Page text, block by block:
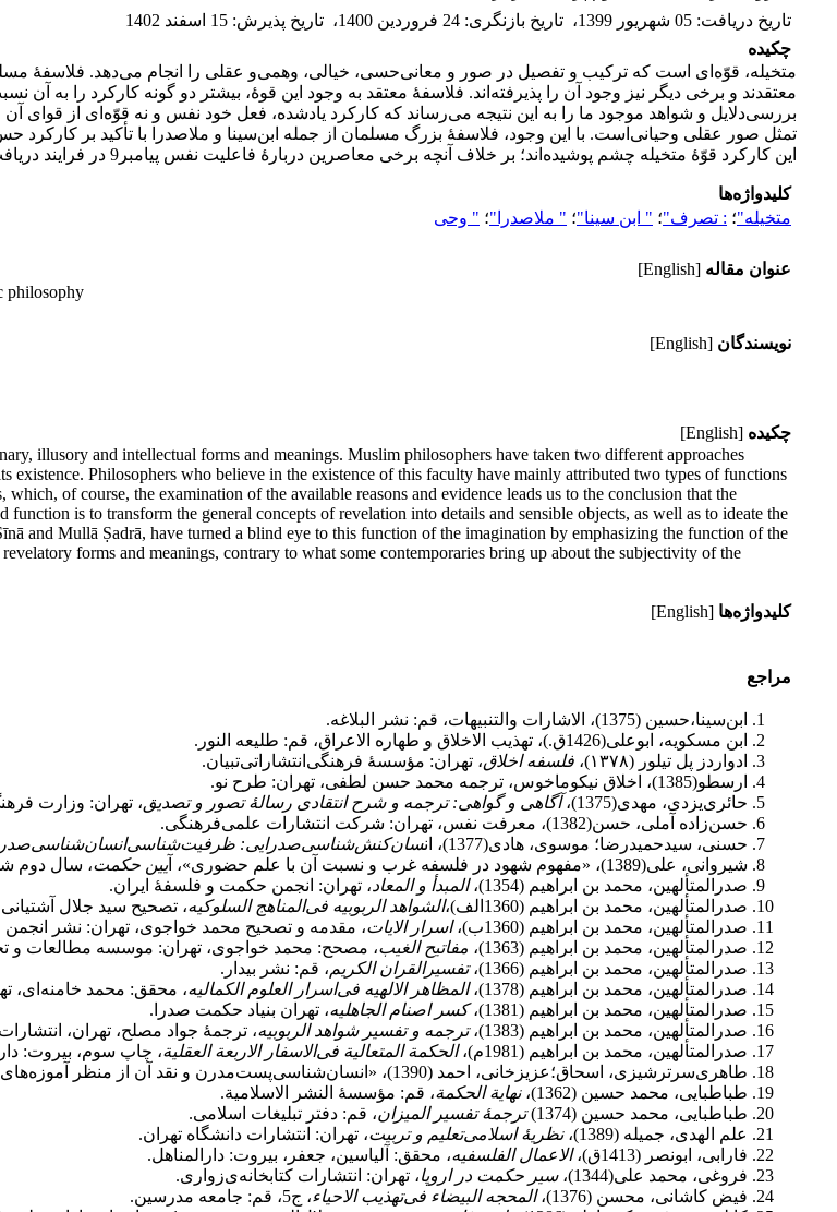
تاریخ دریافت: 05 شهریور 1399 ، تاریخ بازنگری: 24 فروردین 1400 ، تاریخ پذیرش: 15 اسفند 1402
چکیده
متخیله، قوّه‌ای ‌است که ترکیب و تفصیل در صور و معانی‌حسی، خیالی، وهمی‌و عقلی ‌را انجام می‌دهد. فلاسفۀ
معتقدند و برخی ‌دیگر نیز وجود آن را پذیرفته‌اند. فلاسفۀ معتقد به وجود این قوۀ، بیشتر دو گونه کارکرد را به
بررسی‌دلایل و شواهد موجود ما را به این نتیجه می‌رساند که کارکرد یادشده، فعل خود نفس و نه قوّه‌ای ‌از
این کارکرد قوّۀ متخیله چشم پوشیده‌اند؛ بر خلاف آنچه برخی‌ معاصرین دربارۀ فاعلیت نفس پیامبر9 در فرایند دریافت وحی ‌مطرح می‌کنند.
کلیدواژه‌ها
متخیله"؛ : تصرف"؛ " ابن سینا"؛ " ملاصدرا"؛ " وحی
عنوان مقاله [English]
philosophy
نویسندگان [English]
چکیده [English]
illusory and intellectual forms and meanings. Muslim philosophers have taken two different approaches
Philosophers who believe in the existence of this faculty have mainly attributed two types of functions
of course, the examination of the available reasons and evidence leads us to the conclusion that the
is to transform the general concepts of revelation into details and sensible objects, as well as to ideate the
and Mullā Ṣadrā, have turned a blind eye to this function of the imagination by emphasizing the function of the
forms and meanings, contrary to what some contemporaries bring up about the subjectivity of the
کلیدواژه‌ها [English]
مراجع
ابن‌سینا،حسین (1375)، الاشارات والتنبیهات، قم: نشر البلاغه.
ابن مسکویه، ابوعلی(1426ق.)، تهذیب الاخلاق و طهاره الاعراق، قم: طلیعه النور.
ادواردز پل تیلور (۱۳۷۸)،
فلسفه اخلاق، تهران: مؤسسۀ فرهنگی‌انتشاراتی‌تبیان.
ارسطو(1385)، اخلاق نیکوماخوس، ترجمه محمد حسن لطفی، تهران: طرح نو.
حائری‌یزدی، مهدی‌(1375)،
آگاهى و گواهى: ترجمه و شرح انتقادى رسالۀ تصور و تصدیق‏، تهران: وزارت
حسن‌زاده آملی، حسن(1382)، معرفت نفس، تهران: شرکت انتشارات علمی‌فرهنگی.
حسنی، سیدحمیدرضا؛ موسوی، هادی‌(1377)، ان
سان‌کنش‌شناسی‌صدرایی:
شیروانی، علی‌(1389)، «مفهوم شهود در فلسفه غرب و نسبت آن با علم حضوری»، آ
یین حکمت، سال دوم شمارۀ 6،
صدرالمتألهین، محمد بن ابراهیم (1354)،
المبدأ و المعاد، تهران: انجمن حکمت و فلسفۀ ایران.
صدرالمتألهین، محمد بن ابراهیم (1360الف)،
الشواهد الربوبیه فی‌المناهج السلوکیه، تصحیح سید جلال
صدرالمتألهین، محمد بن ابراهیم (1360ب)،
اسرار الایات، مقدمه و تصحیح محمد خواجوی، تهران: نشر
صدرالمتألهین، محمد بن ابراهیم (1363)،
مفاتیح الغیب، مصحح: محمد خواجوی، تهران: موسسه مطالعات و
صدرالمتألهین، محمد بن ابراهیم (1366)،
تفسیرالقران الکریم، قم: نشر بیدار.
صدرالمتألهین، محمد بن ابراهیم (1378)،
المظاهر الالهیه فی‌اسرار العلوم الکمالیه، محقق: محمد خامنه‌ای،
صدرالمتألهین، محمد بن ابراهیم (1381)،
کسر اصنام الجاهلیه، تهران بنیاد حکمت صدرا.
صدرالمتألهین، محمد بن ابراهیم (1383)،
ترجمه و تفسیر شواهد الربوبیه، ترجمۀ جواد مصلح، تهران،
صدرالمتألهین، محمد بن ابراهیم (1981م)،
الحکمة المتعالیة فی‌الاسفار الاربعة العقلیة، چاپ سوم، بیروت: دار
طاهری‌سرترشیزی، اسحاق؛عزیزخانی، احمد (1390)، «انسان‌شناسی‌پست‌مدرن و نقد آن از منظر آموزه‌های‌دینی»،
طباطبایی، محمد حسین (1362)،
نهایة الحکمة، قم: مؤسسۀ النشر الاسلامیة.
طباطبایی، محمد حسین (1374)
ترجمۀ تفسیر المیزان، قم: دفتر تبلیغات اسلامی.
علم الهدی، جمیله (1389)،
نظریۀ اسلامی‌تعلیم و تربیت، تهران: انتشارات دانشگاه تهران.
فارابی، ابونصر (1413ق)،
الاعمال الفلسفیه، محقق: آلیاسین، جعفر، بیروت: دارالمناهل.
فروغی، محمد علی‌(1344)،
سیر حکمت در اروپا، تهران: انتشارات کتابخانه‌ی‌زواری.
فیض کاشانی، محسن (1376)،
المحجه البیضاء فی‌تهذیب الاحیاء، ج5، قم: جامعه مدرسین.